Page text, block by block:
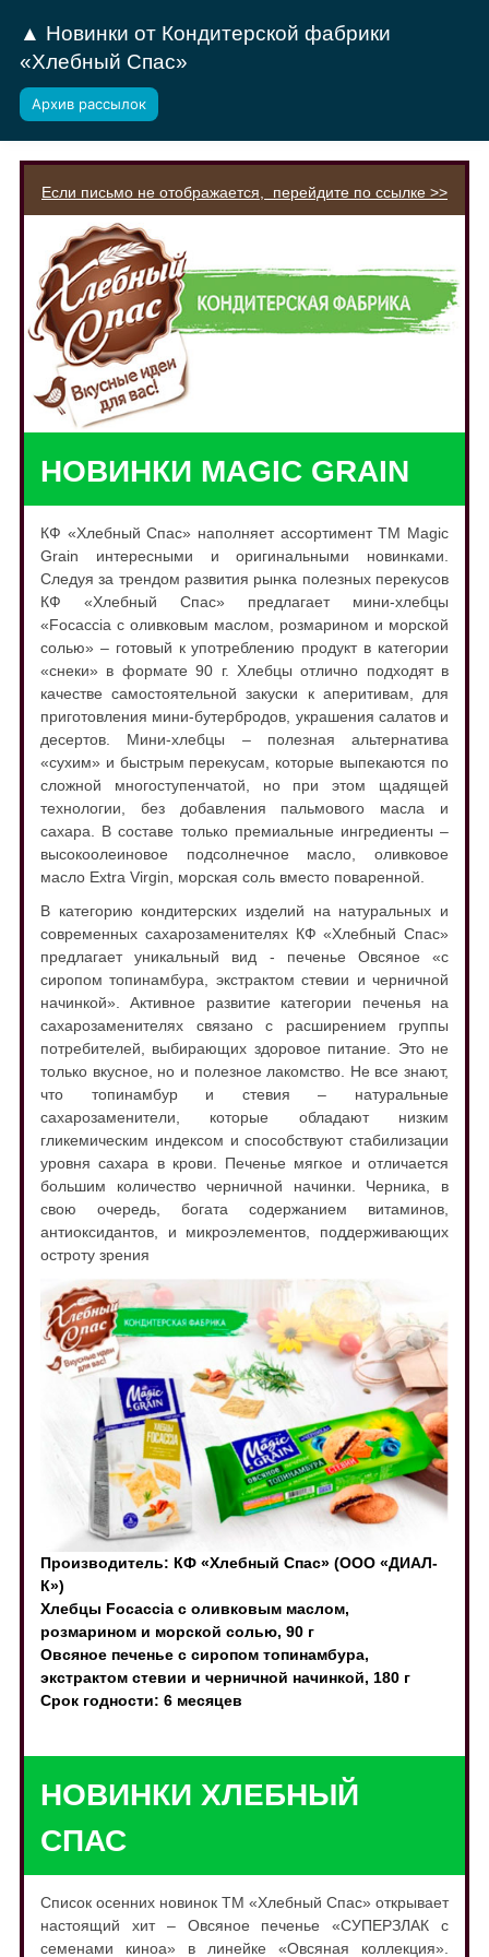
▲ Новинки от Кондитерской фабрики
«Хлебный Спас»
Архив рассылок
Если письмо не отображается, перейдите по ссылке >>
НОВИНКИ MAGIC GRAIN
КФ «Хлебный Спас» наполняет ассортимент ТM Magic
Grain интересными и оригинальными новинками.
Следуя за трендом развития рынка полезных перекусов
КФ «Хлебный Спас» предлагает мини-хлебцы
«Focaccia с оливковым маслом, розмарином и морской
солью» – готовый к употреблению продукт в категории
«снеки» в формате 90 г. Хлебцы отлично подходят в
качестве самостоятельной закуски к аперитивам, для
приготовления мини-бутербродов, украшения салатов и
десертов. Мини-хлебцы – полезная альтернатива
«сухим» и быстрым перекусам, которые выпекаются по
сложной многоступенчатой, но при этом щадящей
технологии, без добавления пальмового масла и
сахара. В составе только премиальные ингредиенты –
высокоолеиновое подсолнечное масло, оливковое
масло Extra Virgin, морская соль вместо поваренной.
В категорию кондитерских изделий на натуральных и
современных сахарозаменителях КФ «Хлебный Спас»
предлагает уникальный вид - печенье Овсяное «с
сиропом топинамбура, экстрактом стевии и черничной
начинкой». Активное развитие категории печенья на
сахарозаменителях связано с расширением группы
потребителей, выбирающих здоровое питание. Это не
только вкусное, но и полезное лакомство. Не все знают,
что топинамбур и стевия – натуральные
сахарозаменители, которые обладают низким
гликемическим индексом и способствуют стабилизации
уровня сахара в крови. Печенье мягкое и отличается
большим количество черничной начинки. Черника, в
свою очередь, богата содержанием витаминов,
антиоксидантов, и микроэлементов, поддерживающих
остроту зрения
Производитель: КФ «Хлебный Спас» (ООО «ДИАЛ-
К»)
Хлебцы Focaccia с оливковым маслом,
розмарином и морской солью, 90 г
Овсяное печенье с сиропом топинамбура,
экстрактом стевии и черничной начинкой, 180 г
Срок годности: 6 месяцев
НОВИНКИ ХЛЕБНЫЙ
СПАС
Список осенних новинок ТМ «Хлебный Спас» открывает
настоящий хит – Овсяное печенье «СУПЕРЗЛАК с
семенами киноа» в линейке «Овсяная коллекция».